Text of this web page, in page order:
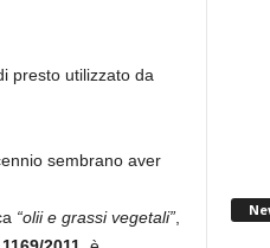
presto utilizzato da
sembrano aver
“olii e grassi vegetali”,